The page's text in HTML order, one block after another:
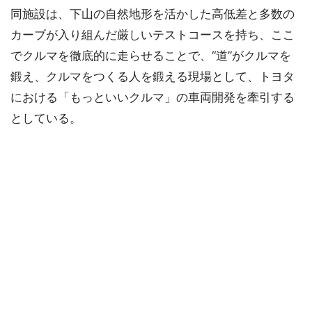
同施設は、下山の自然地形を活かした高低差と多数の
カーブが入り組んだ厳しいテストコースを持ち、ここ
でクルマを徹底的に走らせることで、“道”がクルマを
鍛え、クルマをつくる人を鍛える現場として、トヨタ
における「もっといいクルマ」の車両開発を牽引する
としている。